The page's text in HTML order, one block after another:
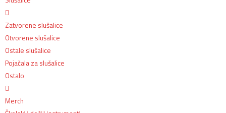
Zatvorene slušalice
Otvorene slušalice
Ostale slušalice
Pojačala za slušalice
Ostalo
Merch